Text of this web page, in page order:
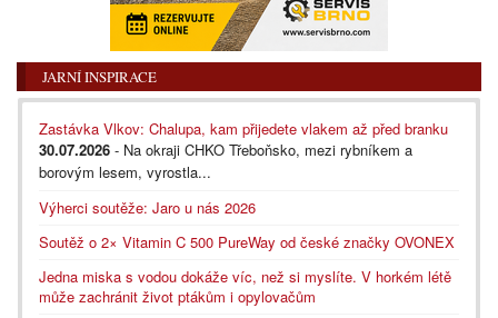
JARNÍ INSPIRACE
Zastávka Vlkov: Chalupa, kam přijedete vlakem až před branku
30.07.2026 - Na okraji CHKO Třeboňsko, mezi rybníkem a
borovým lesem, vyrostla...
Výherci soutěže: Jaro u nás 2026
Soutěž o 2× Vitamin C 500 PureWay od české značky OVONEX
Jedna miska s vodou dokáže víc, než si myslíte. V horkém létě
může zachránit život ptákům i opylovačům